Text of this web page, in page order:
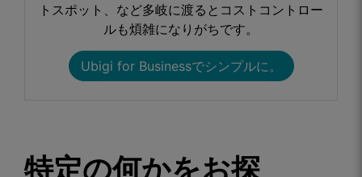
トスポット、など多岐に渡るとコストコントロー
ルも煩雑になりがちです。​
Ubigi for Businessでシンプルに。​
特定の何かをお探